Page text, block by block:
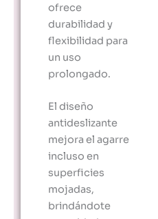
ofrece
durabilidad y
flexibilidad para
un uso
prolongado.
El diseño
antideslizante
mejora el agarre
incluso en
superficies
mojadas,
brindándote